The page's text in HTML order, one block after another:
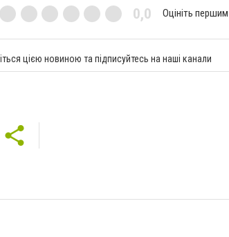
0,0 Оцініть першим
цією новиною та підписуйтесь на наші канали